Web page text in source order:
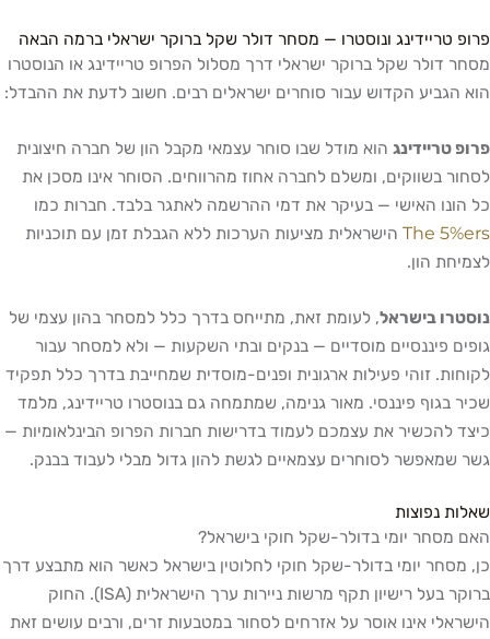
פרופ טריידינג ונוסטרו — מסחר דולר שקל ברוקר ישראלי ברמה הבאה
מסחר דולר שקל ברוקר ישראלי דרך מסלול הפרופ טריידינג או הנוסטרו
הוא הגביע הקדוש עבור סוחרים ישראלים רבים. חשוב לדעת את ההבדל:
פרופ טריידינג הוא מודל שבו סוחר עצמאי מקבל הון של חברה חיצונית
לסחור בשווקים, ומשלם לחברה אחוז מהרווחים. הסוחר אינו מסכן את
כל הונו האישי — בעיקר את דמי ההרשמה לאתגר בלבד. חברות כמו
The 5%ers הישראלית מציעות הערכות ללא הגבלת זמן עם תוכניות
לצמיחת הון.
נוסטרו בישראל, לעומת זאת, מתייחס בדרך כלל למסחר בהון עצמי של
גופים פיננסיים מוסדיים — בנקים ובתי השקעות — ולא למסחר עבור
לקוחות. זוהי פעילות ארגונית ופנים-מוסדית שמחייבת בדרך כלל תפקיד
שכיר בגוף פיננסי. מאור גנימה, שמתמחה גם בנוסטרו טריידינג, מלמד
כיצד להכשיר את עצמכם לעמוד בדרישות חברות הפרופ הבינלאומיות —
גשר שמאפשר לסוחרים עצמאיים לגשת להון גדול מבלי לעבוד בבנק.
שאלות נפוצות
האם מסחר יומי בדולר-שקל חוקי בישראל?
כן, מסחר יומי בדולר-שקל חוקי לחלוטין בישראל כאשר הוא מתבצע דרך
ברוקר בעל רישיון תקף מרשות ניירות ערך הישראלית (ISA). החוק
הישראלי אינו אוסר על אזרחים לסחור במטבעות זרים, ורבים עושים זאת